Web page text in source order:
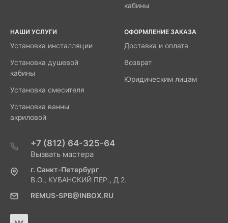
кабины
НАШИ УСЛУГИ
Установка инсталляции
Установка душевой
кабины
Установка смесителя
Установка ванны
акриловой
ОФОРМЛЕНИЕ ЗАКАЗА
Доставка и оплата
Возврат
Юридическим лицам
+7 (812) 64-325-64
Вызвать мастера
г. Санкт-Петербург
В.О., КУБАНСКИЙ ПЕР., Д 2.
REMUS-SPB@INBOX.RU